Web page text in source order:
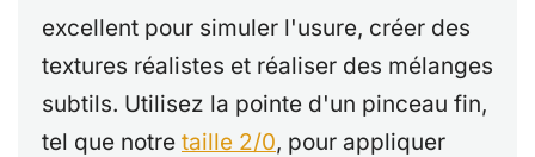
excellent pour simuler l'usure, créer des
textures réalistes et réaliser des mélanges
subtils. Utilisez la pointe d'un pinceau fin,
tel que notre taille 2/0, pour appliquer